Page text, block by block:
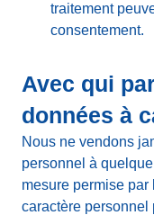
traitement
consentement.
Avec qui
données à
Nous ne vendons
personnel à
mesure permise
caractère personnel